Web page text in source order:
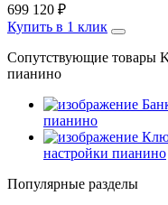
699 120 ₽
Купить в 1 клик
Сопутствующие товары
пианино
пианино
настройки пианино
Популярные разделы